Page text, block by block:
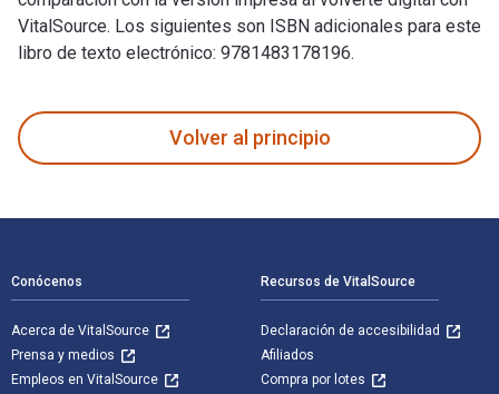
VitalSource. Los siguientes son ISBN adicionales para este
libro de texto electrónico: 9781483178196.
Volver al principio
Conócenos
Acerca de VitalSource
Prensa y medios
Empleos en VitalSource
Recursos de VitalSource
Declaración de accesibilidad
Afiliados
Compra por lotes